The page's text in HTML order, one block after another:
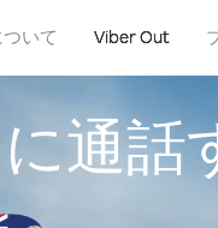
いて Viber Out
通話